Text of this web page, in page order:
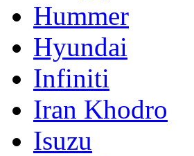
Hummer
Hyundai
Infiniti
Iran Khodro
Isuzu